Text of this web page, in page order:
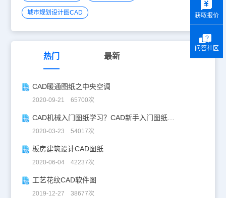
城市规划设计图CAD
热门 最新
CAD暖通图纸之中央空调
2020-09-21 65700次
CAD机械入门图纸学习？CAD新手入门图纸练习
2020-03-23 54017次
板房建筑设计CAD图纸
2020-06-04 42237次
工艺花纹CAD软件图
2019-12-27 38677次
获取报价
问答社区